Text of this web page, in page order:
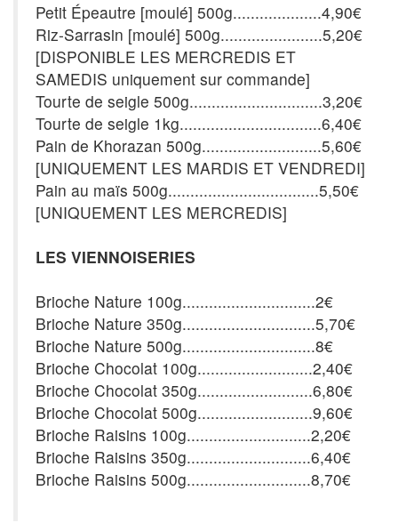
Petit Épeautre [moulé] 500g....................4,90€
Riz-Sarrasin [moulé] 500g.......................5,20€
[DISPONIBLE LES MERCREDIS ET
SAMEDIS uniquement sur commande]
Tourte de seigle 500g..............................3,20€
Tourte de seigle 1kg................................6,40€
Pain de Khorazan 500g...........................5,60€
[UNIQUEMENT LES MARDIS ET VENDREDI]
Pain au maïs 500g..................................5,50€
[UNIQUEMENT LES MERCREDIS]
LES VIENNOISERIES
Brioche Nature 100g..............................2€
Brioche Nature 350g..............................5,70€
Brioche Nature 500g..............................8€
Brioche Chocolat 100g..........................2,40€
Brioche Chocolat 350g..........................6,80€
Brioche Chocolat 500g..........................9,60€
Brioche Raisins 100g............................2,20€
Brioche Raisins 350g............................6,40€
Brioche Raisins 500g............................8,70€